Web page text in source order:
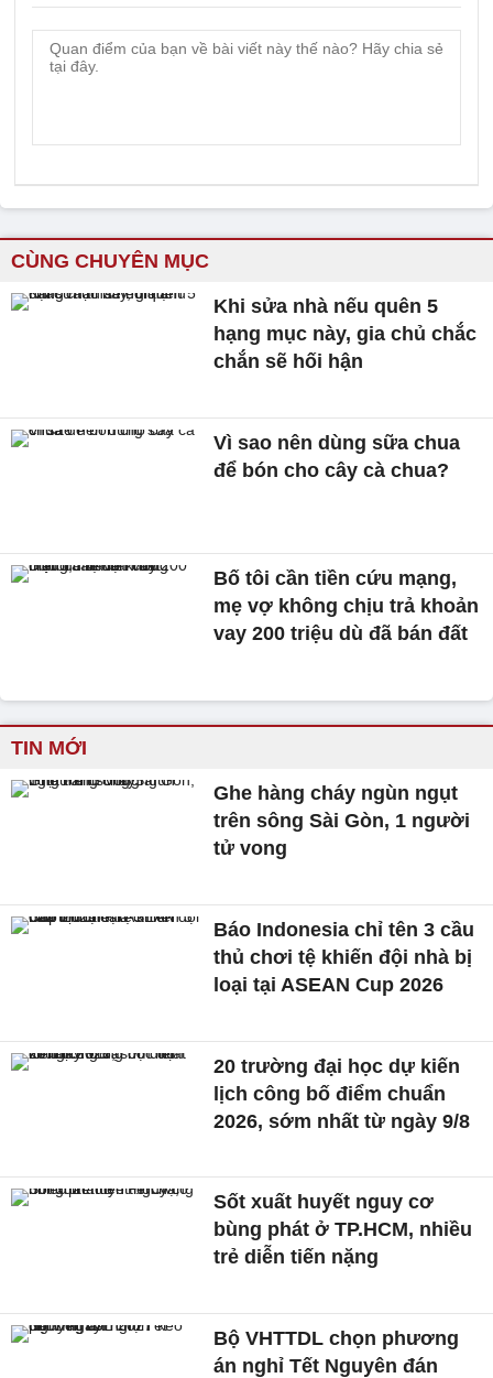
CÙNG CHUYÊN MỤC
Khi sửa nhà nếu quên 5
hạng mục này, gia chủ chắc
chắn sẽ hối hận
Vì sao nên dùng sữa chua
để bón cho cây cà chua?
Bố tôi cần tiền cứu mạng,
mẹ vợ không chịu trả khoản
vay 200 triệu dù đã bán đất
TIN MỚI
Ghe hàng cháy ngùn ngụt
trên sông Sài Gòn, 1 người
tử vong
Báo Indonesia chỉ tên 3 cầu
thủ chơi tệ khiến đội nhà bị
loại tại ASEAN Cup 2026
20 trường đại học dự kiến
lịch công bố điểm chuẩn
2026, sớm nhất từ ngày 9/8
Sốt xuất huyết nguy cơ
bùng phát ở TP.HCM, nhiều
trẻ diễn tiến nặng
Bộ VHTTDL chọn phương
án nghỉ Tết Nguyên đán